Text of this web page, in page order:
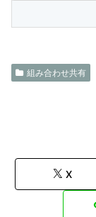
組み合わせ共有
X